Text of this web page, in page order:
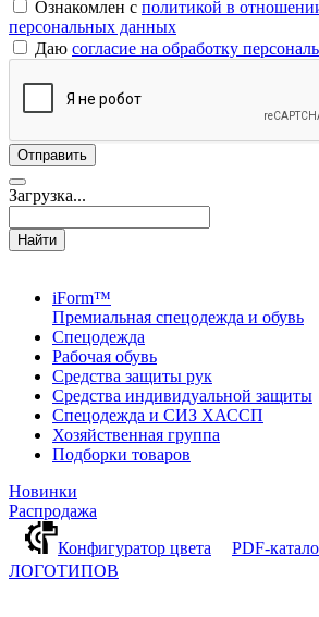
Ознакомлен с политикой в
персональных данных
Даю согласие на обработку
Загрузка...
Найти
iForm™
Премиальная спецодежда и обувь
Спецодежда
Рабочая обувь
Средства защиты рук
Средства индивидуальной защиты
Спецодежда и СИЗ ХАССП
Хозяйственная группа
Подборки товаров
Новинки
Распродажа
Конфигуратор цвета
PDF-
ЛОГОТИПОВ